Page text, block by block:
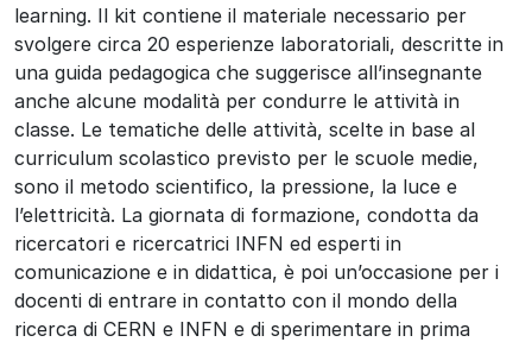
learning. Il kit contiene il materiale necessario per
svolgere circa 20 esperienze laboratoriali, descritte in
una guida pedagogica che suggerisce all’insegnante
anche alcune modalità per condurre le attività in
classe. Le tematiche delle attività, scelte in base al
curriculum scolastico previsto per le scuole medie,
sono il metodo scientifico, la pressione, la luce e
l’elettricità. La giornata di formazione, condotta da
ricercatori e ricercatrici INFN ed esperti in
comunicazione e in didattica, è poi un’occasione per i
docenti di entrare in contatto con il mondo della
ricerca di CERN e INFN e di sperimentare in prima